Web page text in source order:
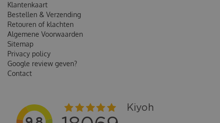
Klantenkaart
Bestellen & Verzending
Retouren of klachten
Algemene Voorwaarden
Sitemap
Privacy policy
Google review geven?
Contact